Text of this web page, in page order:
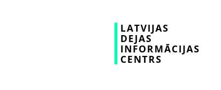
LATVIJAS
DEJAS
INFORMĀCIJAS
CENTRS